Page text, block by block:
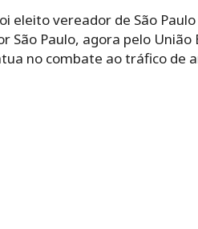
eleito vereador de São
São Paulo, agora pelo União
no combate ao tráfico de